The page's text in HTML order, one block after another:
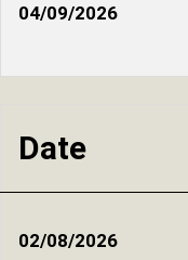
04/09/2026
Date
02/08/2026